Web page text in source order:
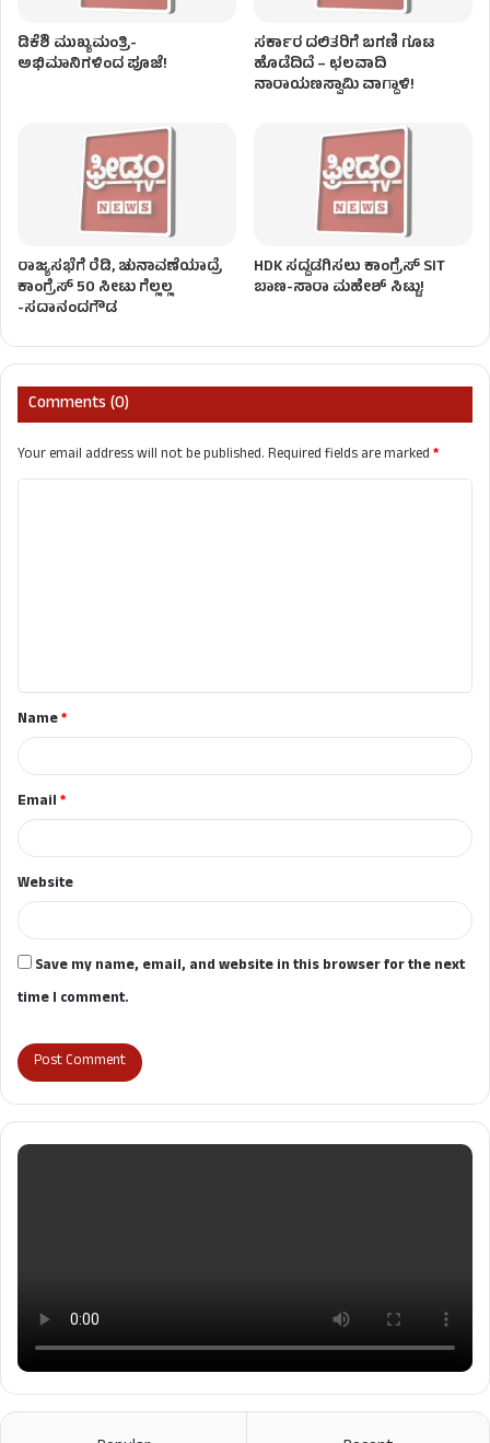
ಡಿಕೆಶಿ ಮುಖ್ಯಮಂತ್ರಿ-
ಅಭಿಮಾನಿಗಳಿಂದ ಪೂಜೆ!
ಸರ್ಕಾರ ದಲಿತರಿಗೆ ಬಗಣಿ ಗೂಟ
ಹೊಡೆದಿದೆ – ಛಲವಾದಿ
ನಾರಾಯಣಸ್ವಾಮಿ ವಾಗ್ದಾಳಿ!
ರಾಜ್ಯಸಭೆಗೆ ರೆಡಿ, ಚುನಾವಣೆಯಾದ್ರೆ
ಕಾಂಗ್ರೆಸ್‌ 50 ಸೀಟು ಗೆಲ್ಲಲ್ಲ
-ಸದಾನಂದಗೌಡ
HDK ಸದ್ದಡಗಿಸಲು ಕಾಂಗ್ರೆಸ್ SIT
ಬಾಣ-ಸಾರಾ ಮಹೇಶ್ ಸಿಟ್ಟು!
Comments (0)
Your email address will not be published.Required fields are marked*
t
*Name*
Email*
Website
Save my name, email, and website in this browser for the next
time I comment.